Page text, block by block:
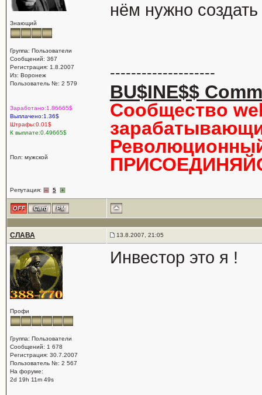
Знающий
Группа: Пользователи
Сообщений: 367
Регистрация: 1.8.2007
Из: Воронеж
Пользователь №: 2 579
Заработано:1.86665$
Выплачено:1.36$
Штрафы:0.01$
К выплате:0.49665$
Пол: мужской
Репутация: 5
нём нужно
--------------------
BU$INE$$
Сообщество
СЛАВА 13.8.2007, 21:05
Профи
Группа: Пользователи
Сообщений: 1 678
Регистрация: 30.7.2007
Пользователь №: 2 567
На форуме:
2d 19h 11m 49s
Инвестор это я !